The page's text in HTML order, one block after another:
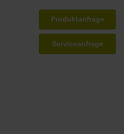
Produktanfrage
Serviceanfrage